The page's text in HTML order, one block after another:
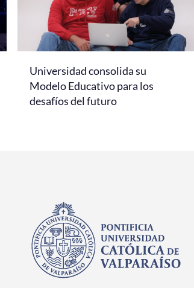
Universidad consolida su
Modelo Educativo para los
desafíos del futuro